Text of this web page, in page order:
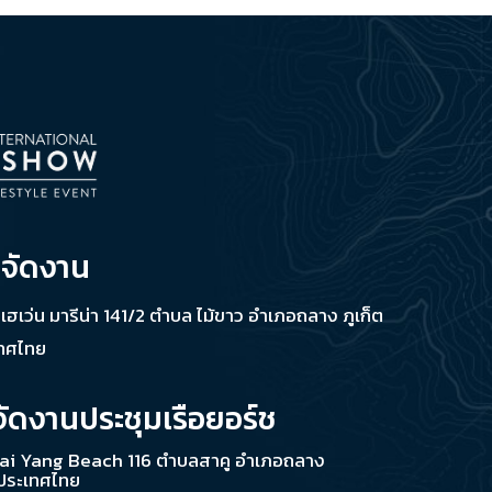
ดงาน
เว่น มารีน่า 141/2 ตำบล ไม้ขาว อำเภอถลาง ภูเก็ต
ศไทย
งานประชุมเรือยอร์ช
Yang Beach 116 ตำบลสาคู อำเภอถลาง
ะเทศไทย